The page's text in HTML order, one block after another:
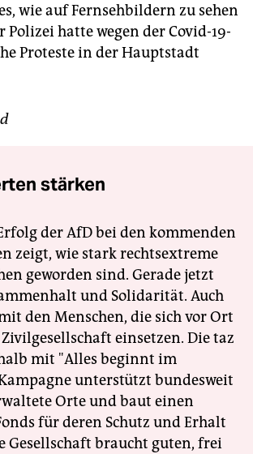
wie auf Fernsehbildern zu sehen
Polizei hatte wegen der Covid-19-
Proteste in der Hauptstadt
stärken
der AfD bei den kommenden
zeigt, wie stark rechtsextreme
geworden sind. Gerade jetzt
und Solidarität. Auch
den Menschen, die sich vor Ort
einsetzen. Die taz
mit "Alles beginnt im
unterstützt bundesweit
Orte und baut einen
für deren Schutz und Erhalt
Gesellschaft braucht guten, frei